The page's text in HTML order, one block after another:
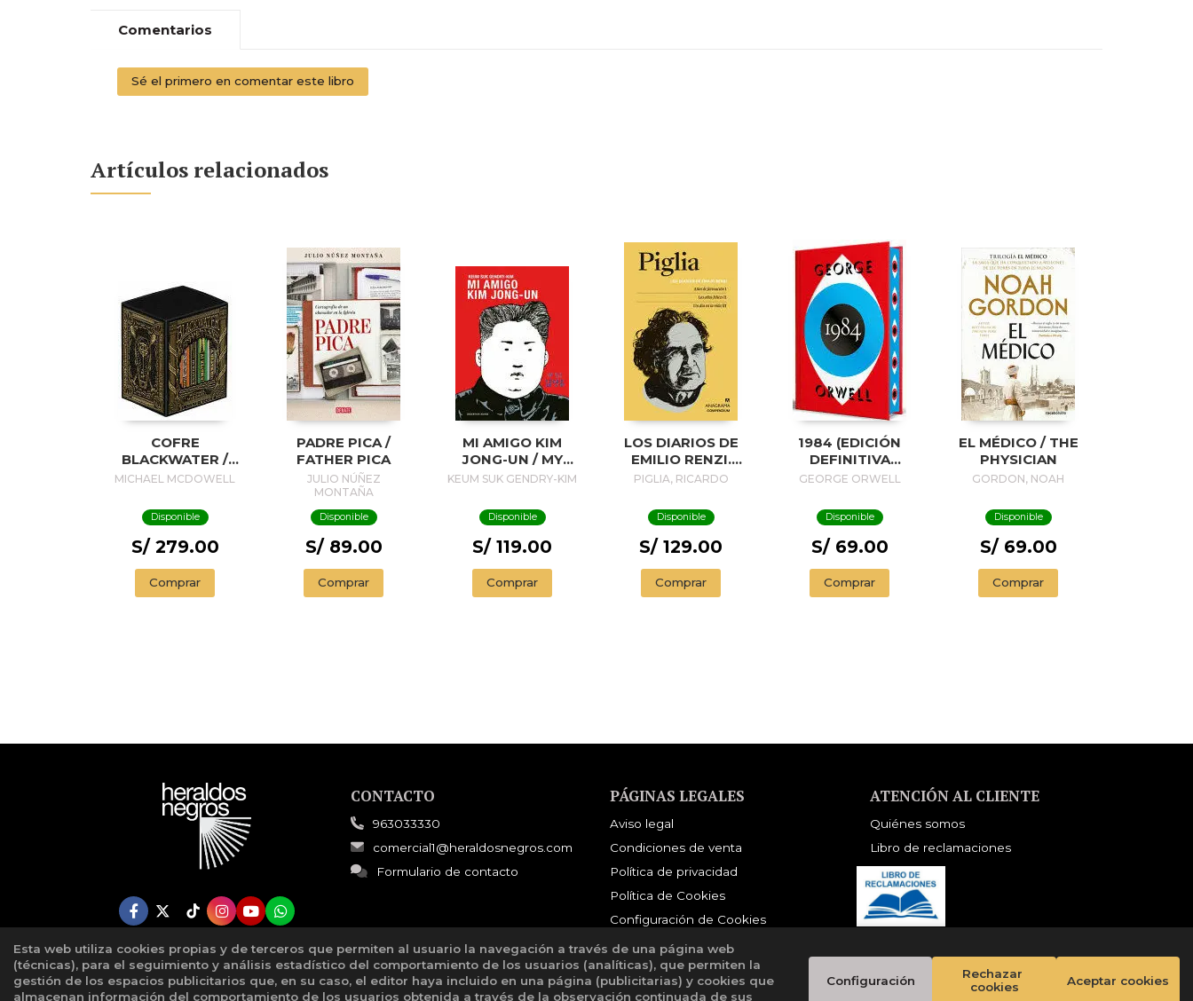
Comentarios
Sé el primero en comentar este libro
Artículos relacionados
COFRE
BLACKWATER /
BLACKWATER
MICHAEL MCDOWELL
Disponible
S/ 279.00
Comprar
PADRE PICA /
FATHER PICA
JULIO NÚÑEZ
MONTAÑA
Disponible
S/ 89.00
Comprar
MI AMIGO KIM
JONG-UN / MY
FRIEND KIM JONG-
KEUM SUK GENDRY-KIM
Disponible
S/ 119.00
Comprar
LOS DIARIOS DE
EMILIO RENZI.
AÑOS DE
AÑOS FELICES II;
UN DIA EN LA VIDA
III
PIGLIA, RICARDO
Disponible
S/ 129.00
Comprar
1984 (EDICIÓN
DEFINITIVA
AVALADA POR THE
(EDICIÓN
ESPECIAL
LIMITADA CON
CANTOS
PINTADOS) / 1984
(EDITION
GEORGE ORWELL
Disponible
S/ 69.00
Comprar
EL MÉDICO / THE
PHYSICIAN
GORDON, NOAH
Disponible
S/ 69.00
Comprar
CONTACTO
963033330
comercial1@heraldosnegros.com
Formulario de contacto
PÁGINAS LEGALES
Aviso legal
Condiciones de venta
Política de privacidad
Política de Cookies
Configuración de Cookies
ATENCIÓN AL CLIENTE
Quiénes somos
Libro de reclamaciones
Esta web utiliza cookies propias y de terceros que permiten al usuario la navegación a través de una página web
(técnicas), para el seguimiento y análisis estadístico del comportamiento de los usuarios (analíticas), que permiten la
gestión de los espacios publicitarios que, en su caso, el editor haya incluido en una página (publicitarias) y cookies que
almacenan información del comportamiento de los usuarios obtenida a través de la observación continuada de sus
Configuración
Rechazar
cookies
Aceptar cookies